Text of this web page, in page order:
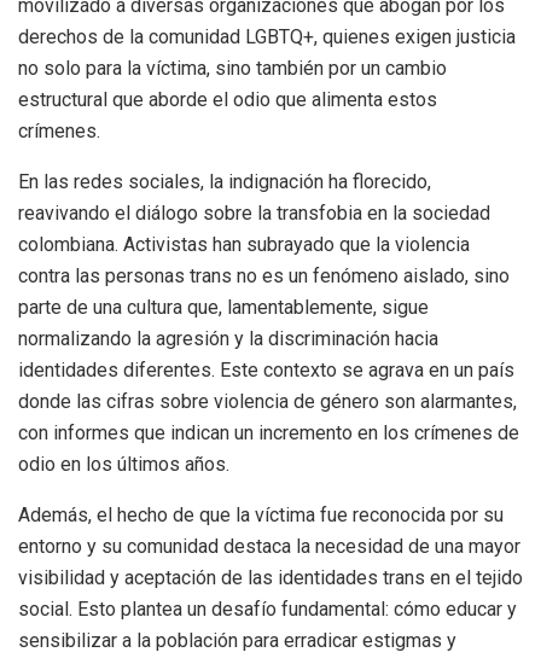
movilizado a diversas organizaciones que abogan por los
derechos de la comunidad LGBTQ+, quienes exigen justicia
no solo para la víctima, sino también por un cambio
estructural que aborde el odio que alimenta estos
crímenes.
En las redes sociales, la indignación ha florecido,
reavivando el diálogo sobre la transfobia en la sociedad
colombiana. Activistas han subrayado que la violencia
contra las personas trans no es un fenómeno aislado, sino
parte de una cultura que, lamentablemente, sigue
normalizando la agresión y la discriminación hacia
identidades diferentes. Este contexto se agrava en un país
donde las cifras sobre violencia de género son alarmantes,
con informes que indican un incremento en los crímenes de
odio en los últimos años.
Además, el hecho de que la víctima fue reconocida por su
entorno y su comunidad destaca la necesidad de una mayor
visibilidad y aceptación de las identidades trans en el tejido
social. Esto plantea un desafío fundamental: cómo educar y
sensibilizar a la población para erradicar estigmas y